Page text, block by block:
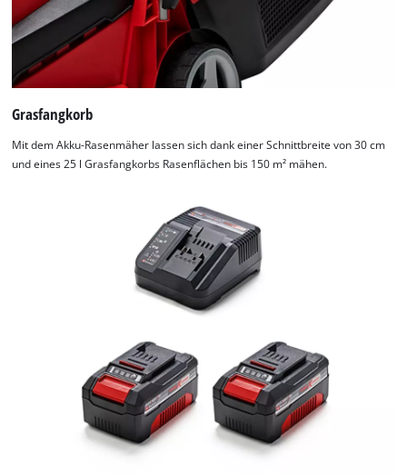
Grasfangkorb
Mit dem Akku-Rasenmäher lassen sich dank einer Schnittbreite von 30 cm
und eines 25 l Grasfangkorbs Rasenflächen bis 150 m² mähen.